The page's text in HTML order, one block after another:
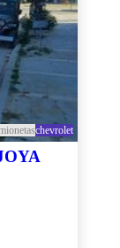
chevrolet